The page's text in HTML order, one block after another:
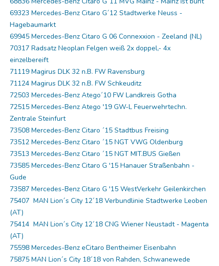
69323 Mercedes-Benz Citaro G´12 Stadtwerke Neuss -
Hagebaumarkt
69945 Mercedes-Benz Citaro G 06 Connexxion - Zeeland (NL)
70317 Radsatz Neoplan Felgen weiß 2x doppel,- 4x
einzelbereift
71119 Magirus DLK 32 n.B. FW Ravensburg
71124 Magirus DLK 32 n.B. FW Schkeuditz
72503 Mercedes-Benz Atego´10 FW Landkreis Gotha
72515 Mercedes-Benz Atego '19 GW-L Feuerwehrtechn.
Zentrale Steinfurt
73508 Mercedes-Benz Citaro ´15 Stadtbus Freising
73512 Mercedes-Benz Citaro ´15 NGT VWG Oldenburg
73513 Mercedes-Benz Citaro ´15 NGT MIT.BUS Gießen
73585 Mercedes-Benz Citaro G '15 Hanauer Straßenbahn -
Gude
73587 Mercedes-Benz Citaro G '15 WestVerkehr Geilenkirchen
75407 MAN Lion´s City 12´18 Verbundlinie Stadtwerke Leoben
(AT)
75414 MAN Lion´s City 12´18 CNG Wiener Neustadt - Magenta
(AT)
75598 Mercedes-Benz eCitaro Bentheimer Eisenbahn
75875 MAN Lion´s City 18´18 von Rahden, Schwanewede